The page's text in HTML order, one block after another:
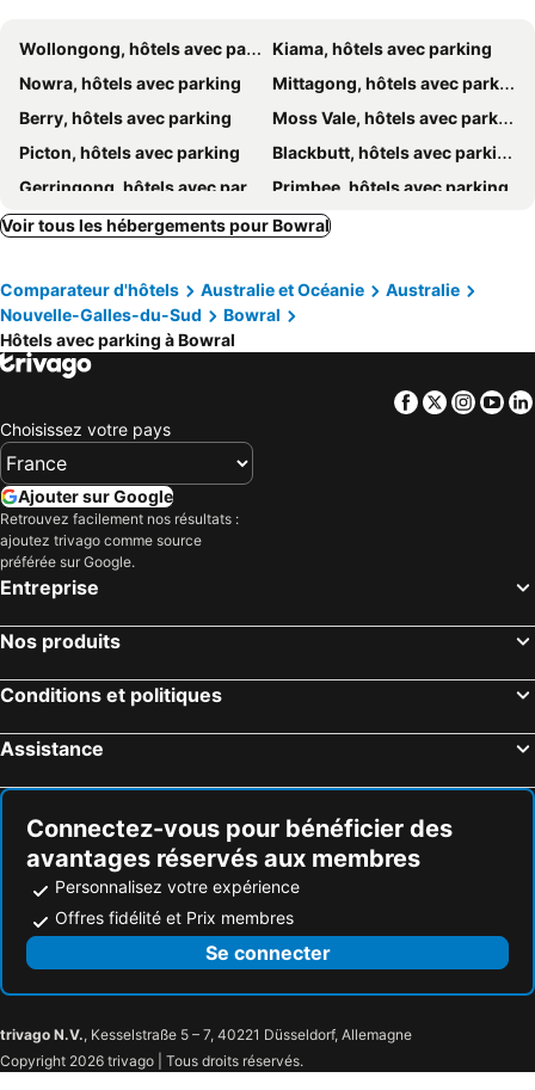
Peppers Manor House
Eling Forest Winery
Unwind At Woodbury
Wollongong, hôtels avec parking
Kiama, hôtels avec parking
Nowra, hôtels avec parking
Mittagong, hôtels avec parking
Berry, hôtels avec parking
Moss Vale, hôtels avec parking
Picton, hôtels avec parking
Blackbutt, hôtels avec parking
Gerringong, hôtels avec parking
Primbee, hôtels avec parking
Bundanoon, hôtels avec parking
Sutton Forest, hôtels avec parking
Berrima, hôtels avec parking
Gerroa, hôtels avec parking
Canyonleigh, hôtels avec parking
Voir tous les hébergements pour Bowral
Comparateur d'hôtels Australie et Océanie
Australie
Nouvelle-Galles-du-Sud
Bowral
Hôtels avec parking à Bowral
Facebook
Twitter
Choisissez votre pays
Ajouter sur Google
Retrouvez facilement nos résultats :
ajoutez trivago comme source
préférée sur Google.
Entreprise
Nos produits
Conditions et politiques
Assistance
Connectez-vous pour bénéficier des
avantages réservés aux membres
Personnalisez votre expérience
Offres fidélité et Prix membres
Se connecter
trivago N.V., Kesselstraße 5 – 7, 40221 Düsseldorf, Allemagne
Copyright 2026 trivago | Tous droits réservés.